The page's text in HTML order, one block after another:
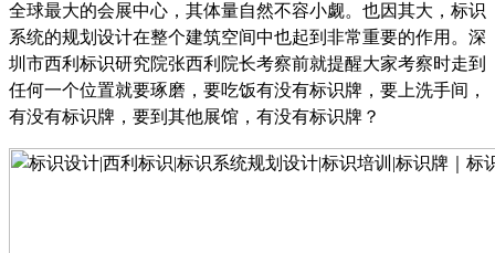
全球最大的会展中心，其体量自然不容小觑。也因其大，标识
系统的规划设计在整个建筑空间中也起到非常重要的作用。深
圳市西利标识研究院张西利院长考察前就提醒大家考察时走到
任何一个位置就要琢磨，要吃饭有没有标识牌，要上洗手间，
有没有标识牌，要到其他展馆，有没有标识牌？